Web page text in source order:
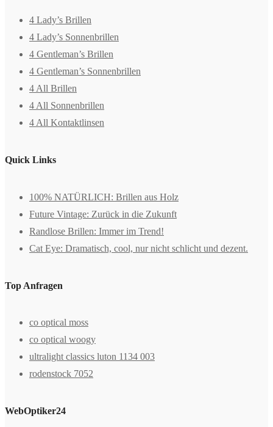
4 Lady’s Brillen
4 Lady’s Sonnenbrillen
4 Gentleman’s Brillen
4 Gentleman’s Sonnenbrillen
4 All Brillen
4 All Sonnenbrillen
4 All Kontaktlinsen
Quick Links
100% NATÜRLICH: Brillen aus Holz
Future Vintage: Zurück in die Zukunft
Randlose Brillen: Immer im Trend!
Cat Eye: Dramatisch, cool, nur nicht schlicht und dezent.
Top Anfragen
co optical moss
co optical woogy
ultralight classics luton 1134 003
rodenstock 7052
WebOptiker24